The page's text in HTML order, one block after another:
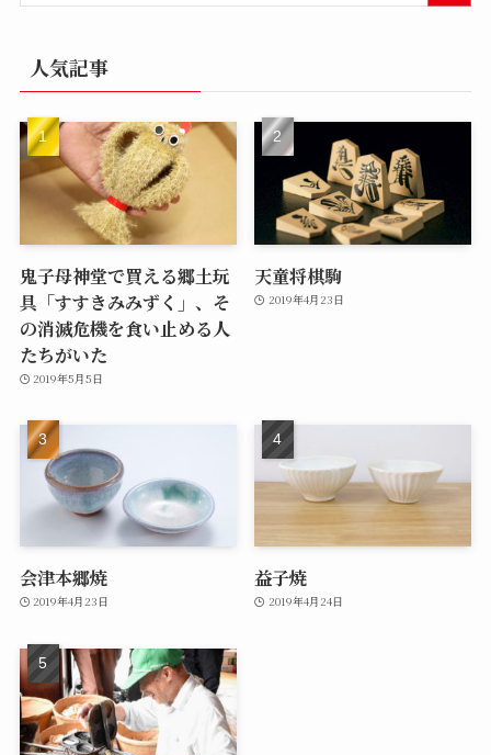
人気記事
鬼子母神堂で買える郷土玩
具「すすきみみずく」、そ
の消滅危機を食い止める人
たちがいた
2019年5月5日
天童将棋駒
2019年4月23日
会津本郷焼
2019年4月23日
益子焼
2019年4月24日